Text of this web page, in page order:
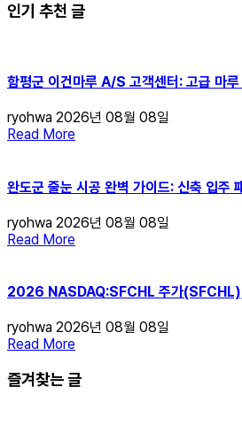
인기 추천 글
함평군 이건마루 A/S 고객센터: 고급 마
ryohwa 2026년 08월 08일
Read More
완도군 줄눈 시공 완벽 가이드: 신축 입주
ryohwa 2026년 08월 08일
Read More
2026 NASDAQ:SFCHL 주가
ryohwa 2026년 08월 08일
Read More
즐겨찾는 글